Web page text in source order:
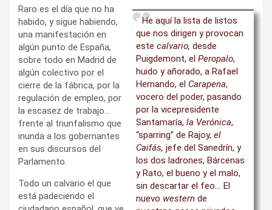
He aquí la lista de listos
que nos dirigen y provocan
este calvario, desde
Puigdemont, el Peropalo,
huido y añorado, a Rafael
Hernando, el Carapena,
vocero del poder, pasando
por la vicepresidente
Santamaría, la Verónica,
“sparring” de Rajoy, el
Caifás, jefe del Sanedrín, y
los dos ladrones, Bárcenas
y Rato, el bueno y el malo,
sin descartar el feo… El
nuevo western de
Raro es el día que no ha
habido, y sigue habiendo,
una manifestación en
algún punto de España,
sobre todo en Madrid de
algún colectivo por el
cierre de la fábrica, por la
regulación de empleo, por
la escasez de trabajo…
frente al triunfalismo que
inunda a los gobernantes
en sus discursos del
Parlamento.
Todo un calvario el que
está padeciendo el